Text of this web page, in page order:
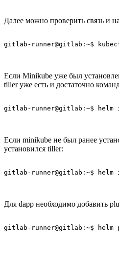
Далее можно проверить связь и
gitlab-runner@gitlab:~$
Если Minikube уже был
tiller уже есть и достаточно
gitlab-runner@gitlab:~$
Если minikube не был ранее
установился tiller:
gitlab-runner@gitlab:~$
Для dapp необходимо добавить
gitlab-runner@gitlab:~$